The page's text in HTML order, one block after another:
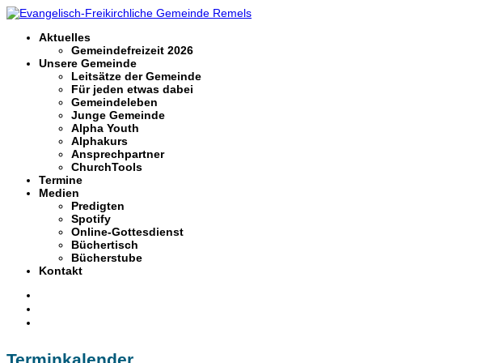
Aktuelles
Gemeindefreizeit 2026
Unsere Gemeinde
Leitsätze der Gemeinde
Für jeden etwas dabei
Gemeindeleben
Junge Gemeinde
Alpha Youth
Alphakurs
Ansprechpartner
ChurchTools
Termine
Medien
Predigten
Spotify
Online-Gottesdienst
Büchertisch
Bücherstube
Kontakt